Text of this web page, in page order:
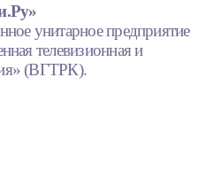
унитарное предприятие
телевизионная и
(ВГТРК).